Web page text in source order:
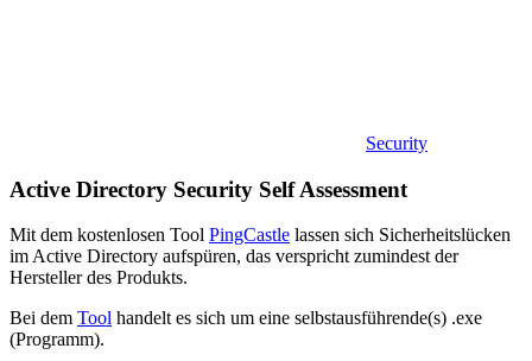
Security
Active Directory Security Self Assessment
Mit dem kostenlosen Tool PingCastle lassen sich Sicherheitslücken
im Active Directory aufspüren, das verspricht zumindest der
Hersteller des Produkts.
Bei dem Tool handelt es sich um eine selbstausführende(s) .exe
(Programm).